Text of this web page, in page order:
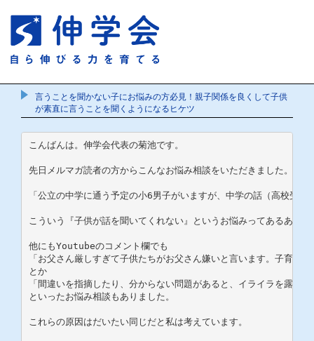
言うことを聞かない子にお悩みの方必見！親子関係を良くして子供
が素直に言うことを聞くようになるヒケツ
こんばんは。伸学会代表の菊池です。
先日メルマガ読者の方からこんなお悩み相談をいただきました。
「公立の中学に通う予定の小6男子がいますが、中学の話（高校受
こういう『子供が話を聞いてくれない』というお悩みってあるあるで
他にもYoutubeのコメント欄でも
「お父さん厳しすぎて子供たちがお父さん嫌いと言います。子育て
とか
「間違いを指摘したり、分からない問題があると、イライラを露に
といったお悩み相談もありました。
これらの原因はだいたい同じだと私は考えています。